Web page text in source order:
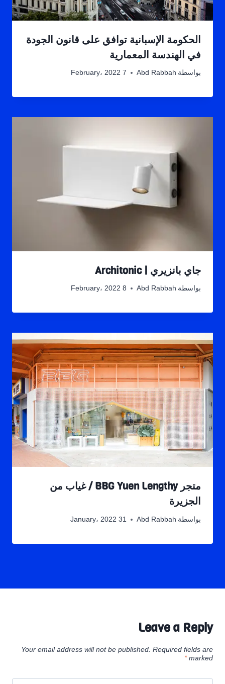
الحكومة الإسبانية توافق على قانون الجودة
في الهندسة المعمارية
بواسطة Abd Rabbah 7 February، 2022
جاي بانزيري | Architonic
بواسطة Abd Rabbah 8 February، 2022
متجر BBG Yuen Lengthy / غياب من
الجزيرة
بواسطة Abd Rabbah 31 January، 2022
Leave a Reply
Your email address will not be published. Required fields are
marked
*